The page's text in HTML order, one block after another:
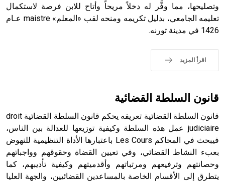
sign تكتب منفصلة غير متصلة، وتعتمد المبدأ الأكوروفوني،
وتصليحها، مما وفَّر له دخلاً مريحاً وأتاح للابن فرصة لاستكمال
تعليمه الجامعي، بدليل تكريمه ومنحه لقب «المعلم» maistre عـام
1426 في مدينة تورنه.
اقرأ المزيد
قانون السلطة القضائية
قانون السلطة القضائية تعريفه يحكم قانون السلطة القضائية droit
judiciaire عمل هذه السلطة وكيفية توزيعها للعدالة بين الناس،
فيبحث في المحاكم Les Cours باعتبارها الأداة التنظيمية للنهوض
بعبء النشاط القضائي، وفي تعيين القضاة وحقوقهم وواجباتهم
وحصانتهم وترفيعهم ومرتباتهم وأقدميتهم وكيفية تأديبهم، كما
يتطرق إلى الأقسام الخاصة بالمساعدين القضائيين، والجهة العليا